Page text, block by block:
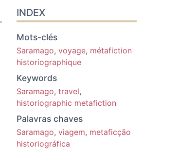
INDEX
Mots-clés
Saramago,voyage, métafiction
historiographique
Keywords
Saramago,travel,
historiographic metafiction
Palavras chaves
Saramago,viagem, metaficção
historiográfica